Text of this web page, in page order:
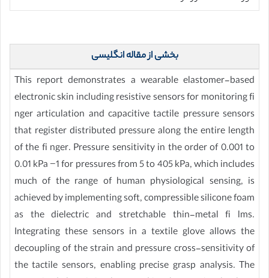
بخشی از مقاله انگلیسی
This report demonstrates a wearable elastomer-based
electronic skin including resistive sensors for monitoring fi
nger articulation and capacitive tactile pressure sensors
that register distributed pressure along the entire length
of the fi nger. Pressure sensitivity in the order of 0.001 to
0.01 kPa −1 for pressures from 5 to 405 kPa, which includes
much of the range of human physiological sensing, is
achieved by implementing soft, compressible silicone foam
as the dielectric and stretchable thin-metal fi lms.
Integrating these sensors in a textile glove allows the
decoupling of the strain and pressure cross-sensitivity of
the tactile sensors, enabling precise grasp analysis. The